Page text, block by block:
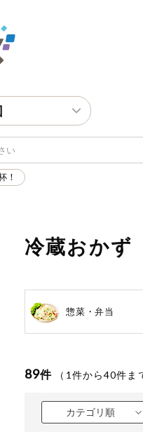
ーワードをすべて含む
いず
！
冷蔵おかず
惣菜・弁当
89件 （ 1 件から40件ま
カテゴリ順